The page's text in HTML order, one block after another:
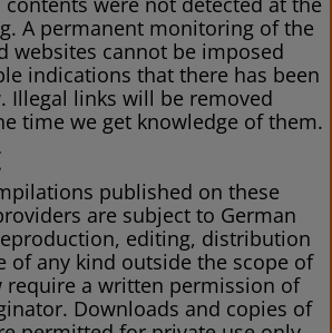
A permanent monitoring of the
websites cannot be imposed
indications that there has been
Illegal links will be removed
time we get knowledge of them.
published on these
are subject to German
editing, distribution
of any kind outside the scope of
require a written permission of
Downloads and copies of